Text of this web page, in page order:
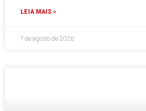
LEIA MAIS »
7 de agosto de 2026